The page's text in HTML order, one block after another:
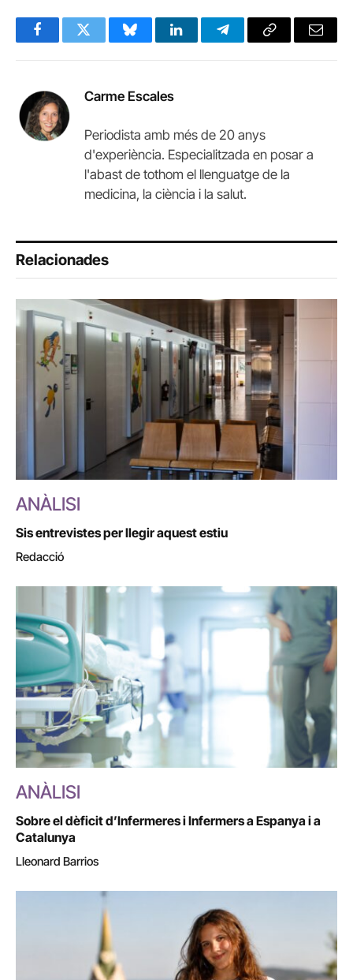
FacebookTwitter BlueskyLinkedInTelegramCopy
Email
Carme Escales
Periodista amb més de 20 anys
d'experiència. Especialitzada en posar a
l'abast de tothom el llenguatge de la
medicina, la ciència i la salut.
Relacionades
ANÀLISI
Sis entrevistes per llegir aquest estiu
Redacció
ANÀLISI
Sobre el dèficit d’Infermeres i Infermers a Espanya i a
Catalunya
Lleonard Barrios